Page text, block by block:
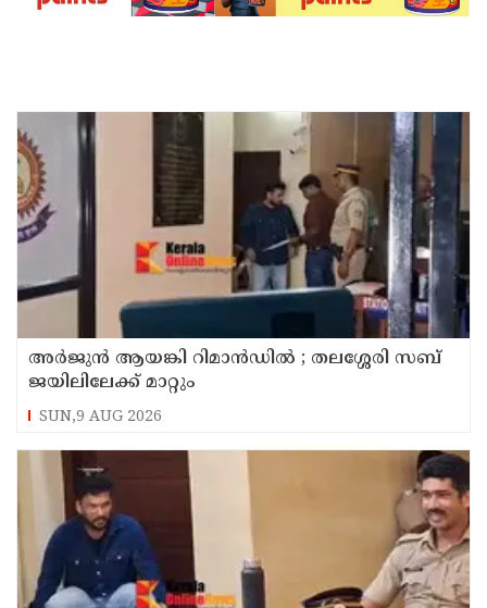
അര്‍ജുന്‍ ആയങ്കി റിമാന്‍ഡില്‍ ; തലശ്ശേരി സബ്
ജയിലിലേക്ക് മാറ്റും
SUN,9 AUG 2026